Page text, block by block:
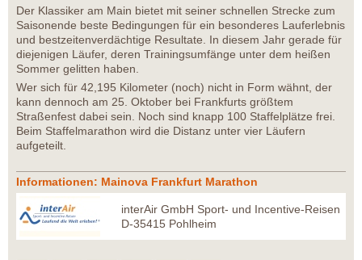
Der Klassiker am Main bietet mit seiner schnellen Strecke zum
Saisonende beste Bedingungen für ein besonderes Lauferlebnis
und bestzeitenverdächtige Resultate. In diesem Jahr gerade für
diejenigen Läufer, deren Trainingsumfänge unter dem heißen
Sommer gelitten haben.
Wer sich für 42,195 Kilometer (noch) nicht in Form wähnt, der
kann dennoch am 25. Oktober bei Frankfurts größtem
Straßenfest dabei sein. Noch sind knapp 100 Staffelplätze frei.
Beim Staffelmarathon wird die Distanz unter vier Läufern
aufgeteilt.
Informationen: Mainova Frankfurt Marathon
interAir GmbH Sport- und Incentive-Reisen
D-35415 Pohlheim